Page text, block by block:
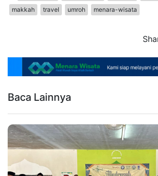
makkah
travel umroh menara-wisata
Baca Lainnya